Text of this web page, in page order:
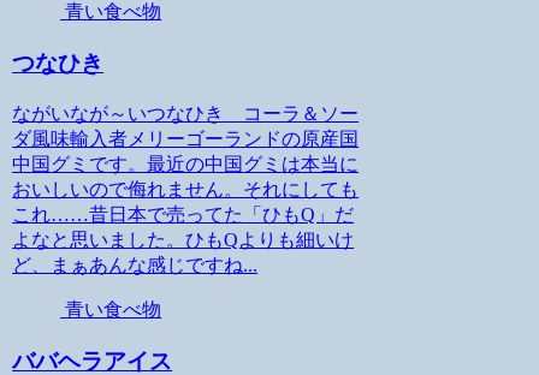
青い食べ物
つなひき
ながいなが～いつなひき コーラ＆ソー
ダ風味輸入者メリーゴーランドの原産国
中国グミです。最近の中国グミは本当に
おいしいので侮れません。それにしても
これ……昔日本で売ってた「ひもQ」だ
よなと思いました。ひもQよりも細いけ
ど、まぁあんな感じですね...
青い食べ物
ババヘラアイス